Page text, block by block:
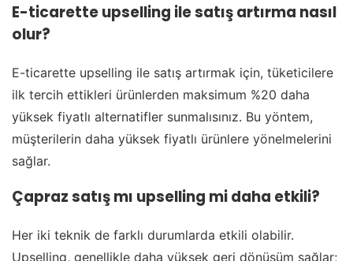
E-ticarette upselling ile satış artırma nasıl
olur?
E-ticarette upselling ile satış artırmak için, tüketicilere
ilk tercih ettikleri ürünlerden maksimum %20 daha
yüksek fiyatlı alternatifler sunmalısınız. Bu yöntem,
müşterilerin daha yüksek fiyatlı ürünlere yönelmelerini
sağlar.
Çapraz satış mı upselling mi daha etkili?
Her iki teknik de farklı durumlarda etkili olabilir.
Upselling, genellikle daha yüksek geri dönüşüm sağlar;